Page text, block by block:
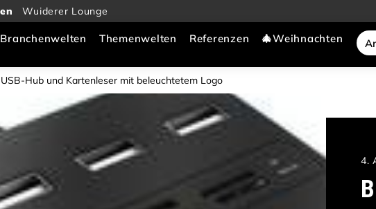
Wuiderer Lounge
Branchenwelten Themenwelten Referenzen 🎄Weihnachten
USB-Hub und Kartenleser mit beleuchtetem Logo
4.